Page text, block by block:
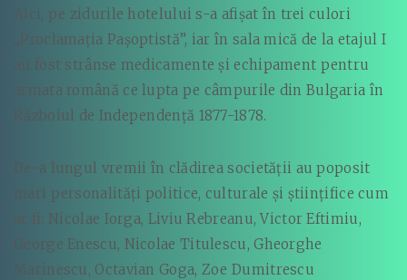
Aici, pe zidurile hotelului s-a afişat în trei culori
„Proclamaţia Paşoptistă”, iar în sala mică de la etajul I
au fost strânse medicamente şi echipament pentru
armata română ce lupta pe câmpurile din Bulgaria în
Războiul de Independenţă 1877-1878.
De-a lungul vremii în clădirea societăţii au poposit
mari personalităţi politice, culturale şi ştiinţifice cum
ar fi: Nicolae Iorga, Liviu Rebreanu, Victor Eftimiu,
George Enescu, Nicolae Titulescu, Gheorghe
Marinescu, Octavian Goga, Zoe Dumitrescu